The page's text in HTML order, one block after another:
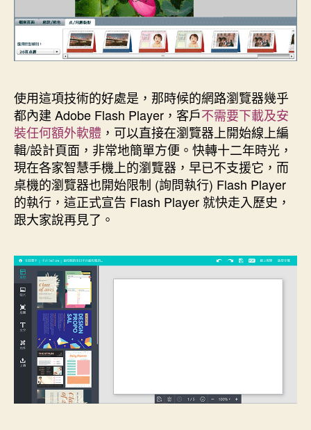
使用這項技術的好處是，那時候的網路瀏覽器幾乎
都內建 Adobe Flash Player，客戶不需要下載及安
裝任何額外軟體 ，可以直接在瀏覽器上開始線上編
輯/設計頁面，非常地簡單方便。快轉十二年時光，
現在各家智慧手機上的瀏覽器，早已不支援它，而
桌機的瀏覽器也開始限制 (詢問執行) Flash Player
的執行，這正式宣告 Flash Player 就快走入歷史，
跟大家說再見了。